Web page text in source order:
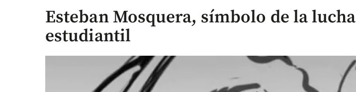
Esteban Mosquera, símbolo de la lucha
estudiantil